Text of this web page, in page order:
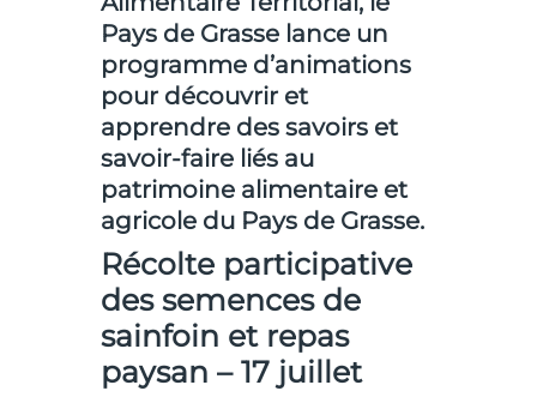
Pays de Grasse lance un
programme d’animations
pour découvrir et
apprendre des savoirs et
savoir-faire liés au
patrimoine alimentaire et
agricole du Pays de Grasse.
Récolte participative
des semences de
sainfoin et repas
paysan – 17 juillet